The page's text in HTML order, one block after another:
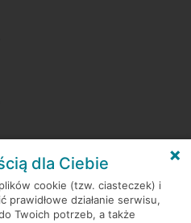
dla Ciebie
cookie (tzw. ciasteczek) i
działanie serwisu,
Twoich potrzeb, a także